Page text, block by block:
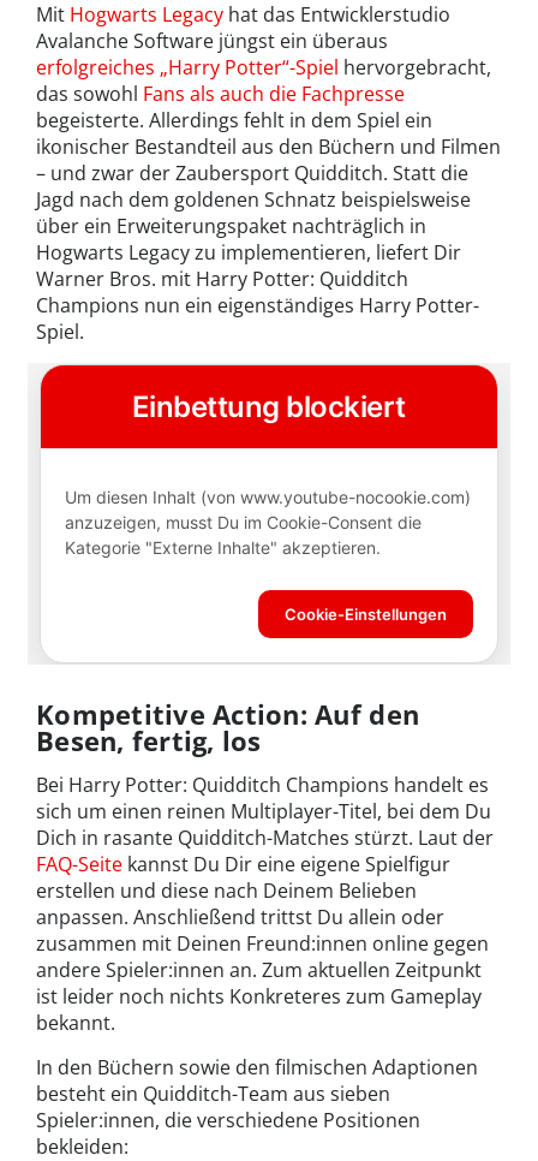
Mit Hogwarts Legacy hat das Entwicklerstudio
Avalanche Software jüngst ein überaus
erfolgreiches „Harry Potter“-Spiel hervorgebracht,
das sowohl Fans als auch die Fachpresse
begeisterte. Allerdings fehlt in dem Spiel ein
ikonischer Bestandteil aus den Büchern und Filmen
– und zwar der Zaubersport Quidditch. Statt die
Jagd nach dem goldenen Schnatz beispielsweise
über ein Erweiterungspaket nachträglich in
Hogwarts Legacy zu implementieren, liefert Dir
Warner Bros. mit Harry Potter: Quidditch
Champions nun ein eigenständiges Harry Potter-
Spiel.
Kompetitive Action: Auf den
Besen, fertig, los
Bei Harry Potter: Quidditch Champions handelt es
sich um einen reinen Multiplayer-Titel, bei dem Du
Dich in rasante Quidditch-Matches stürzt. Laut der
FAQ-Seite kannst Du Dir eine eigene Spielfigur
erstellen und diese nach Deinem Belieben
anpassen. Anschließend trittst Du allein oder
zusammen mit Deinen Freund:innen online gegen
andere Spieler:innen an. Zum aktuellen Zeitpunkt
ist leider noch nichts Konkreteres zum Gameplay
bekannt.
In den Büchern sowie den filmischen Adaptionen
besteht ein Quidditch-Team aus sieben
Spieler:innen, die verschiedene Positionen
bekleiden: